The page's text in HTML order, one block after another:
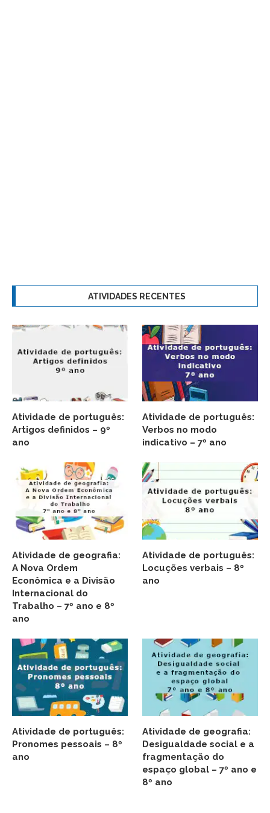
ATIVIDADES RECENTES
Atividade de português:
Artigos definidos – 9º
ano
Atividade de português:
Verbos no modo
indicativo – 7º ano
Atividade de geografia:
A Nova Ordem
Econômica e a Divisão
Internacional do
Trabalho – 7º ano e 8º
ano
Atividade de português:
Locuções verbais – 8º
ano
Atividade de português:
Pronomes pessoais – 8º
ano
Atividade de geografia:
Desigualdade social e a
fragmentação do
espaço global – 7º ano e
8º ano